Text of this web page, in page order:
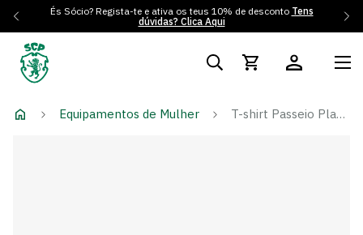
És Sócio? Regista-te e ativa os teus 10% de desconto Tens
dúvidas? Clica Aqui
Equipamentos de Mulher T-shirt Passeio Player 24/25 - Mulher